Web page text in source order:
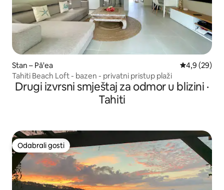
Stan – Pā'ea Prosječna
4,9 (29)
Tahiti Beach Loft - bazen - privatni pristup plaži
Drugi izvrsni smještaj za odmor u blizini ·
Tahiti
Odabrali gosti
Odabrali gosti